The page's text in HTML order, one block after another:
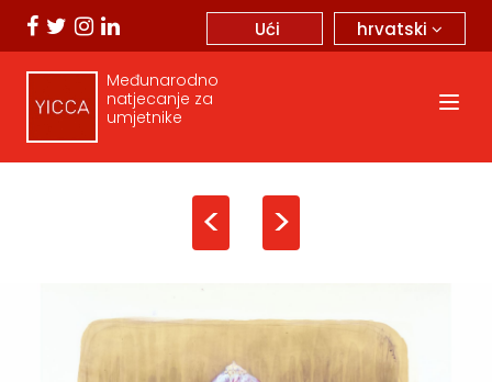
hrvatski
Ući
Međunarodno
natjecanje za
umjetnike
< >